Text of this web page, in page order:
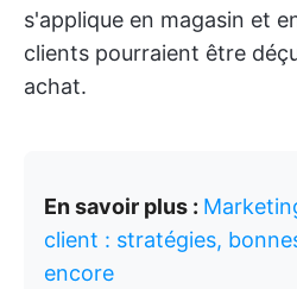
s'applique en magasin et
clients pourraient être
achat.
En savoir plus :
client : stratégies,
encore